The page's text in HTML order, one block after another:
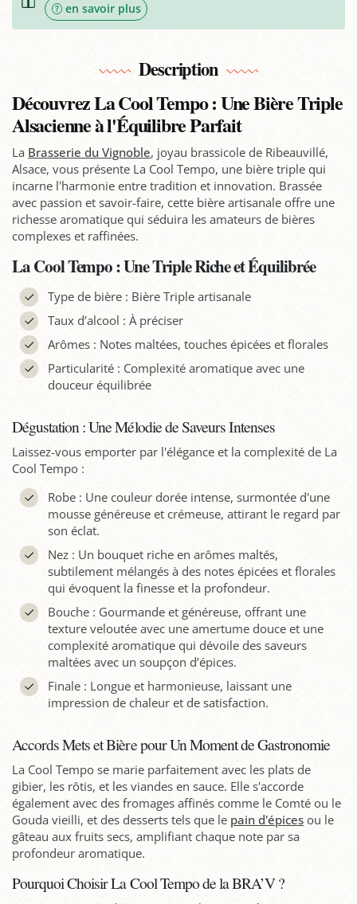
en savoir plus
Description
Découvrez La Cool Tempo : Une Bière Triple
Alsacienne à l'Équilibre Parfait
La Brasserie du Vignoble, joyau brassicole de Ribeauvillé,
Alsace, vous présente La Cool Tempo, une bière triple qui
incarne l'harmonie entre tradition et innovation. Brassée
avec passion et savoir-faire, cette bière artisanale offre une
richesse aromatique qui séduira les amateurs de bières
complexes et raffinées.
La Cool Tempo : Une Triple Riche et Équilibrée
Type de bière : Bière Triple artisanale
Taux d’alcool : À préciser
Arômes : Notes maltées, touches épicées et florales
Particularité : Complexité aromatique avec une
douceur équilibrée
Dégustation : Une Mélodie de Saveurs Intenses
Laissez-vous emporter par l'élégance et la complexité de La
Cool Tempo :
Robe : Une couleur dorée intense, surmontée d'une
mousse généreuse et crémeuse, attirant le regard par
son éclat.
Nez : Un bouquet riche en arômes maltés,
subtilement mélangés à des notes épicées et florales
qui évoquent la finesse et la profondeur.
Bouche : Gourmande et généreuse, offrant une
texture veloutée avec une amertume douce et une
complexité aromatique qui dévoile des saveurs
maltées avec un soupçon d’épices.
Finale : Longue et harmonieuse, laissant une
impression de chaleur et de satisfaction.
Accords Mets et Bière pour Un Moment de Gastronomie
La Cool Tempo se marie parfaitement avec les plats de
gibier, les rôtis, et les viandes en sauce. Elle s'accorde
également avec des fromages affinés comme le Comté ou le
Gouda vieilli, et des desserts tels que le pain d'épices ou le
gâteau aux fruits secs, amplifiant chaque note par sa
profondeur aromatique.
Pourquoi Choisir La Cool Tempo de la BRA’V ?